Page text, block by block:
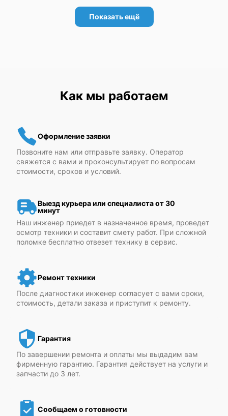
Зенит "ВЗОР-5ТК"
Показать ещё
Как мы работаем
Оформление заявки
Позвоните нам или отправьте заявку. Оператор
свяжется с вами и проконсультирует по вопросам
стоимости, сроков и условий.
Выезд курьера или специалиста от 30
минут
Наш инженер приедет в назначенное время, проведет
осмотр техники и составит смету работ. При сложной
поломке бесплатно отвезет технику в сервис.
Ремонт техники
После диагностики инженер согласует с вами сроки,
стоимость, детали заказа и приступит к ремонту.
Гарантия
По завершении ремонта и оплаты мы выдадим вам
фирменную гарантию. Гарантия действует на услуги и
запчасти до 3 лет.
Сообщаем о готовности